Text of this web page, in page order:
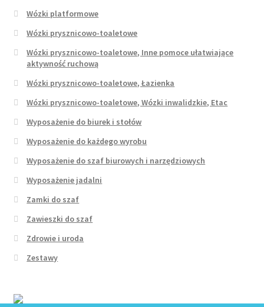
Wózki platformowe
Wózki prysznicowo-toaletowe
Wózki prysznicowo-toaletowe, Inne pomoce ułatwiające
aktywność ruchową
Wózki prysznicowo-toaletowe, Łazienka
Wózki prysznicowo-toaletowe, Wózki inwalidzkie, Etac
Wyposażenie do biurek i stołów
Wyposażenie do każdego wyrobu
Wyposażenie do szaf biurowych i narzędziowych
Wyposażenie jadalni
Zamki do szaf
Zawieszki do szaf
Zdrowie i uroda
Zestawy